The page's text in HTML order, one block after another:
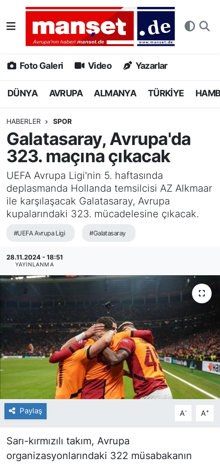
Foto Galeri Video Yazarlar
DÜNYA AVRUPA ALMANYA TÜRKİYE
HABERLER SPOR
Galatasaray, Avrupa'da
323. maçına çıkacak
UEFA Avrupa Ligi'nin 5. haftasında
deplasmanda Hollanda temsilcisi AZ Alkmaar
ile karşılaşacak Galatasaray, Avrupa
kupalarındaki 323. mücadelesine çıkacak.
#UEFA Avrupa Ligi #Galatasaray
28.11.2024 - 18:51
YAYINLANMA
Paylaş A- A+
Sarı-kırmızılı takım, Avrupa
organizasyonlarındaki 322 müsabakanın
DÜNYA
AVRUPA
ALMANYA
HAMBURG
SPOR
DEUTSCH
EKONOMİ
SİYASET
SAĞLIK
Nöbetçi Eczaneler
Hava Durumu
Namaz Vakitleri
Puan Durumu ve Fikstür
Tüm Manşetler
Son Dakika Haberleri
Haber Arşivi